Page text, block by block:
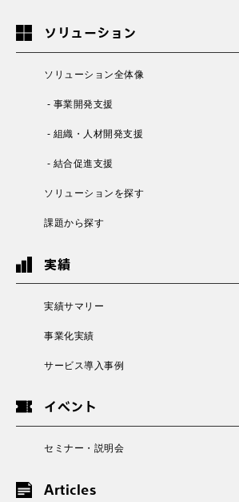
ソリューション
ソリューション全体像
- 事業開発支援
- 組織・人材開発支援
- 結合促進支援
ソリューションを探す
課題から探す
実績
実績サマリー
事業化実績
サービス導入事例
イベント
セミナー・説明会
Articles